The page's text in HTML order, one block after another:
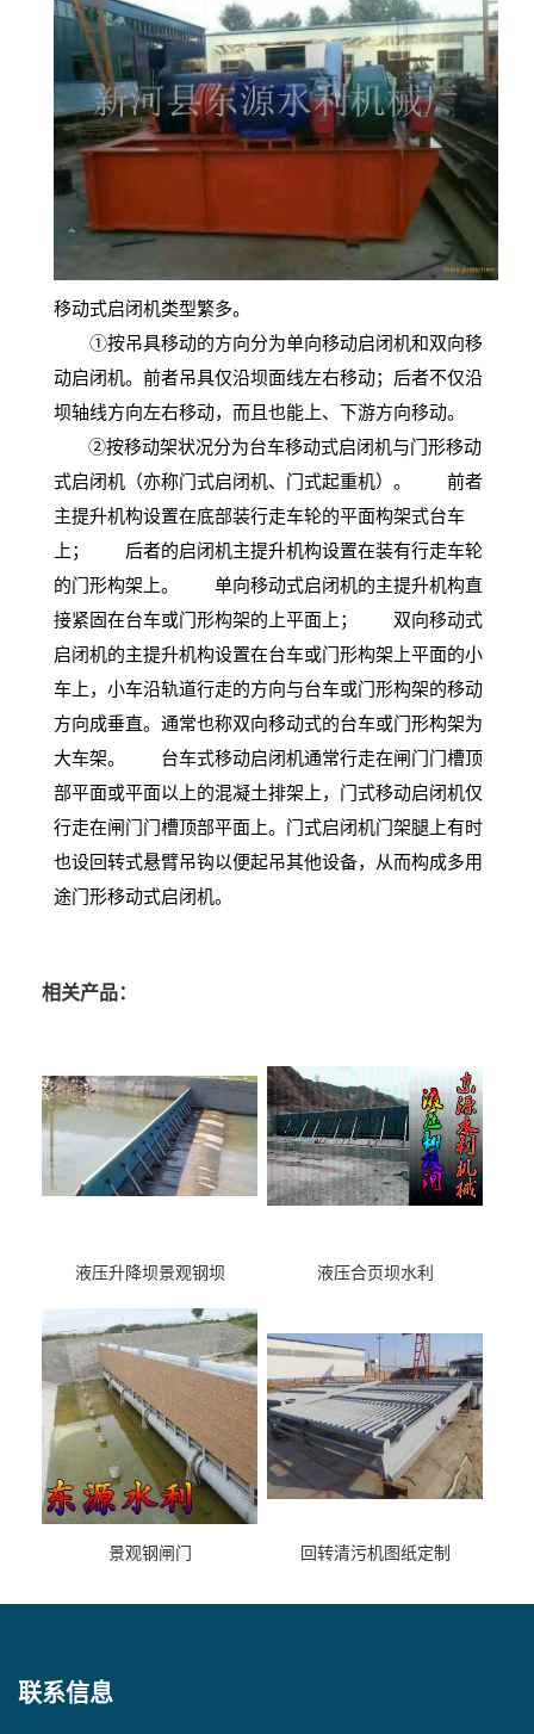
移动式启闭机类型繁多。
①按吊具移动的方向分为单向移动启闭机和双向移
动启闭机。前者吊具仅沿坝面线左右移动；后者不仅沿
坝轴线方向左右移动，而且也能上、下游方向移动。
②按移动架状况分为台车移动式启闭机与门形移动
式启闭机（亦称门式启闭机、门式起重机）。 前者
主提升机构设置在底部装行走车轮的平面构架式台车
上； 后者的启闭机主提升机构设置在装有行走车轮
的门形构架上。 单向移动式启闭机的主提升机构直
接紧固在台车或门形构架的上平面上； 双向移动式
启闭机的主提升机构设置在台车或门形构架上平面的小
车上，小车沿轨道行走的方向与台车或门形构架的移动
方向成垂直。通常也称双向移动式的台车或门形构架为
大车架。 台车式移动启闭机通常行走在闸门门槽顶
部平面或平面以上的混凝土排架上，门式移动启闭机仅
行走在闸门门槽顶部平面上。门式启闭机门架腿上有时
也设回转式悬臂吊钩以便起吊其他设备，从而构成多用
途门形移动式启闭机。
相关产品：
液压升降坝景观钢坝 液压合页坝水利
景观钢闸门 回转清污机图纸定制
联系信息